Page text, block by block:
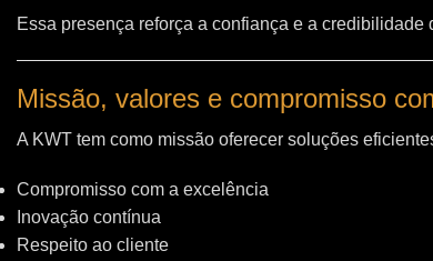
Essa presença reforça a confiança e a credibilidade
Missão, valores e compromisso
A KWT tem como missão oferecer soluções
Compromisso com a excelência
Inovação contínua
Respeito ao cliente